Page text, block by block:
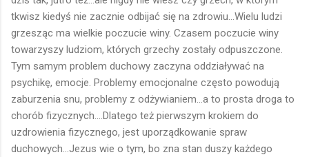
tkwisz kiedyś nie zacznie odbijać się na zdrowiu...Wielu ludzi
grzesząc ma wielkie poczucie winy. Czasem poczucie winy
towarzyszy ludziom, których grzechy zostały odpuszczone.
Tym samym problem duchowy zaczyna oddziaływać na
psychikę, emocje. Problemy emocjonalne często powodują
zaburzenia snu, problemy z odżywianiem...a to prosta droga to
chorób fizycznych....Dlatego też pierwszym krokiem do
uzdrowienia fizycznego, jest uporządkowanie spraw
duchowych...Jezus wie o tym, bo zna stan duszy każdego